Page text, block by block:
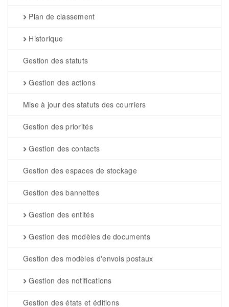
Plan de classement
Historique
Gestion des statuts
Gestion des actions
Mise à jour des statuts des courriers
Gestion des priorités
Gestion des contacts
Gestion des espaces de stockage
Gestion des bannettes
Gestion des entités
Gestion des modèles de documents
Gestion des modèles d'envois postaux
Gestion des notifications
Gestion des états et éditions